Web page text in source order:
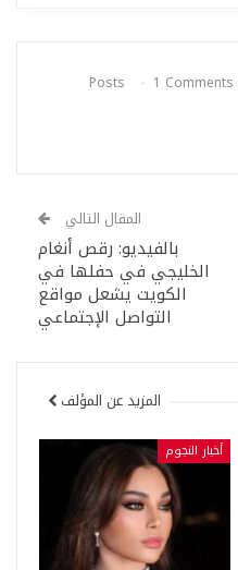
1 Comments
المقال التالي
بالفيديو: رقص أنغام
الخليجي في حفلها في
الكويت يشعل مواقع
التواصل الإجتماعي
المزيد عن المؤلف
أخبار النجوم